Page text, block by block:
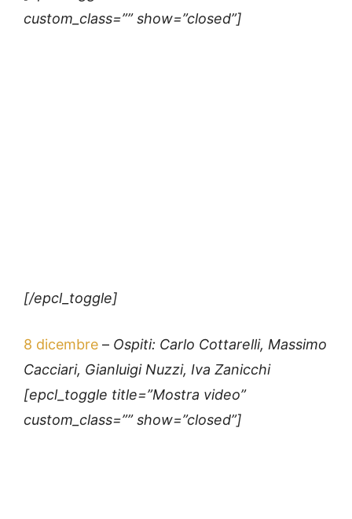
custom_class=”” show=”closed”]
[/epcl_toggle]
8 dicembre – Ospiti: Carlo Cottarelli, Massimo
Cacciari, Gianluigi Nuzzi, Iva Zanicchi
[epcl_toggle title=”Mostra video”
custom_class=”” show=”closed”]